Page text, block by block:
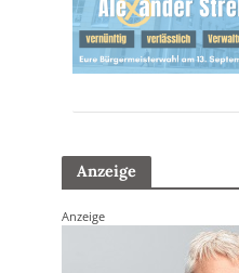
Anzeige
Anzeige